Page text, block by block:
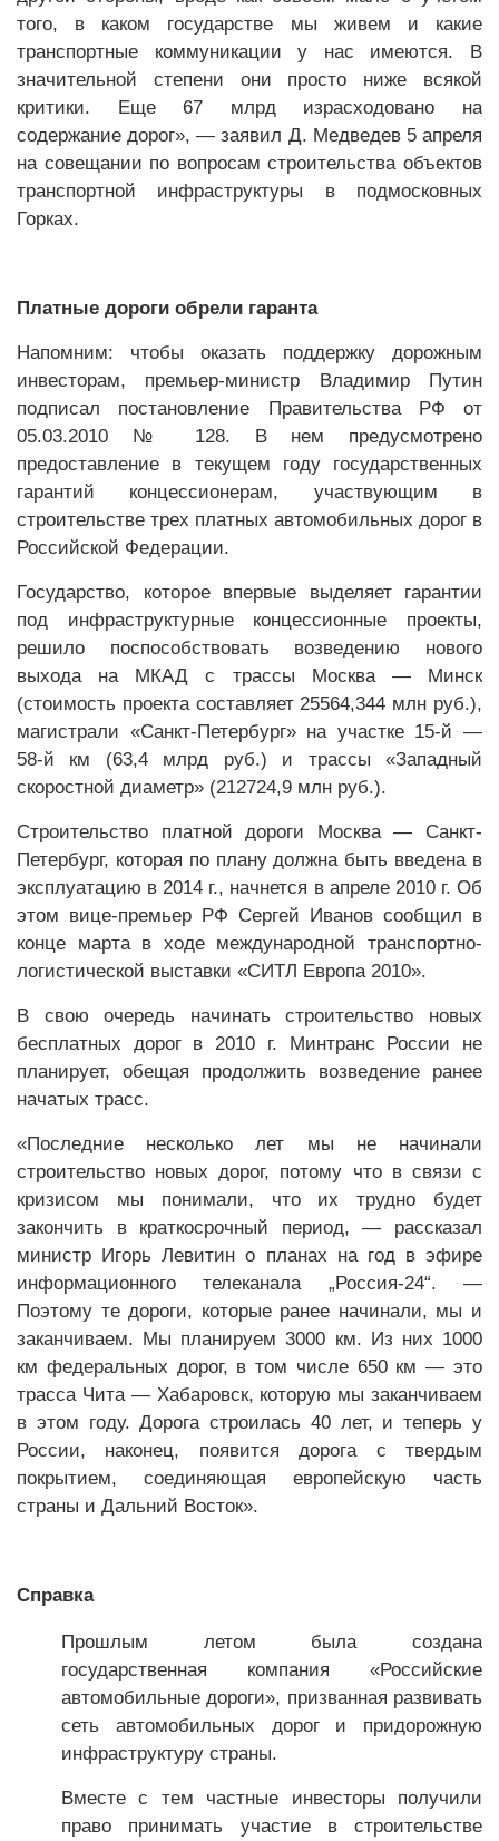
того, в каком государстве мы живем и какие
транспортные коммуникации у нас имеются. В
значительной степени они просто ниже всякой
критики. Еще 67 млрд израсходовано на
содержание дорог», — заявил Д. Медведев 5 апреля
на совещании по вопросам строительства объектов
транспортной инфраструктуры в подмосковных
Горках.
Платные дороги обрели гаранта
Напомним: чтобы оказать поддержку дорожным
инвесторам, премьер-министр Владимир Путин
подписал постановление Правительства РФ от
05.03.2010 № 128. В нем предусмотрено
предоставление в текущем году государственных
гарантий концессионерам, участвующим в
строительстве трех платных автомобильных дорог в
Российской Федерации.
Государство, которое впервые выделяет гарантии
под инфраструктурные концессионные проекты,
решило поспособствовать возведению нового
выхода на МКАД с трассы Москва — Минск
(стоимость проекта составляет 25564,344 млн руб.),
магистрали «Санкт-Петербург» на участке 15-й —
58-й км (63,4 млрд руб.) и трассы «Западный
скоростной диаметр» (212724,9 млн руб.).
Строительство платной дороги Москва — Санкт-
Петербург, которая по плану должна быть введена в
эксплуатацию в 2014 г., начнется в апреле 2010 г. Об
этом вице-премьер РФ Сергей Иванов сообщил в
конце марта в ходе международной транспортно-
логистической выставки «СИТЛ Европа 2010».
В свою очередь начинать строительство новых
бесплатных дорог в 2010 г. Минтранс России не
планирует, обещая продолжить возведение ранее
начатых трасс.
«Последние несколько лет мы не начинали
строительство новых дорог, потому что в связи с
кризисом мы понимали, что их трудно будет
закончить в краткосрочный период, — рассказал
министр Игорь Левитин о планах на год в эфире
информационного телеканала „Россия-24“. —
Поэтому те дороги, которые ранее начинали, мы и
заканчиваем. Мы планируем 3000 км. Из них 1000
км федеральных дорог, в том числе 650 км — это
трасса Чита — Хабаровск, которую мы заканчиваем
в этом году. Дорога строилась 40 лет, и теперь у
России, наконец, появится дорога с твердым
покрытием, соединяющая европейскую часть
страны и Дальний Восток».
Справка
Прошлым летом была создана
государственная компания «Российские
автомобильные дороги», призванная развивать
сеть автомобильных дорог и придорожную
инфраструктуру страны.
Вместе с тем частные инвесторы получили
право принимать участие в строительстве